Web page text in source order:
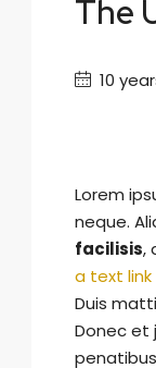
The
10
Lorem
neque.
facilisis,
a text link
Duis
Donec et